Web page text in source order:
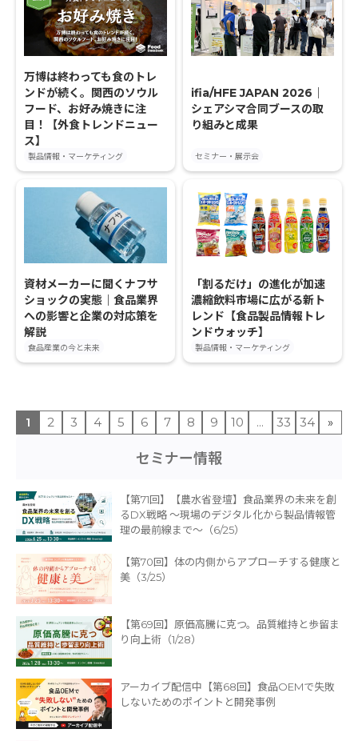
万博は終わっても食のトレ
ンドが続く。関西のソウル
フード、お好み焼きに注
目！【外食トレンドニュー
ス】
製品情報・マーケティング
ifia/HFE JAPAN 2026｜
シェアシマ合同ブースの取
り組みと成果
セミナー・展示会
資材メーカーに聞くナフサ
ショックの実態｜食品業界
への影響と企業の対応策を
解説
食品産業の今と未来
「割るだけ」の進化が加速
濃縮飲料市場に広がる新ト
レンド【食品製品情報トレ
ンドウォッチ】
製品情報・マーケティング
1 2 3 4 5 6 7 8 9 10 ... 33 34 »
セミナー情報
【第71回】【農水省登壇】食品業界の未来を創
るDX戦略 〜現場のデジタル化から製品情報管
理の最前線まで〜（6/25）
【第70回】体の内側からアプローチする健康と
美（3/25）
【第69回】原価高騰に克つ。品質維持と歩留ま
り向上術（1/28）
アーカイブ配信中【第68回】食品OEMで失敗
しないためのポイントと開発事例